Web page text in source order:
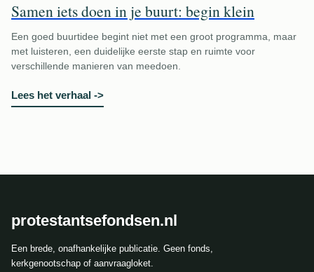
Samen iets doen in je buurt: begin klein
Een goed buurtidee begint niet met een groot programma, maar
met luisteren, een duidelijke eerste stap en ruimte voor
verschillende manieren van meedoen.
Lees het verhaal ->
protestantsefondsen.nl
Een brede, onafhankelijke publicatie. Geen fonds,
kerkgenootschap of aanvraagloket.